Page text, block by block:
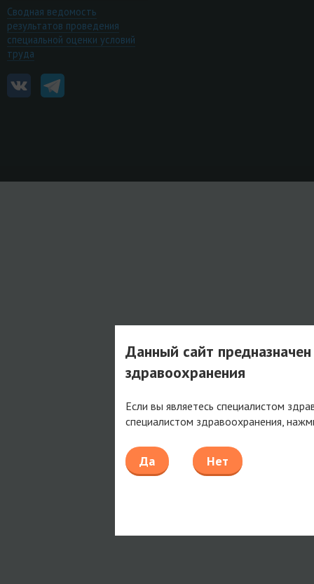
Сводная ведомость
результатов проведения
специальной оценки условий
труда
Данный сайт
здравоохранения
Если вы являетесь специалистом
специалистом здравоохранения,
Да Нет